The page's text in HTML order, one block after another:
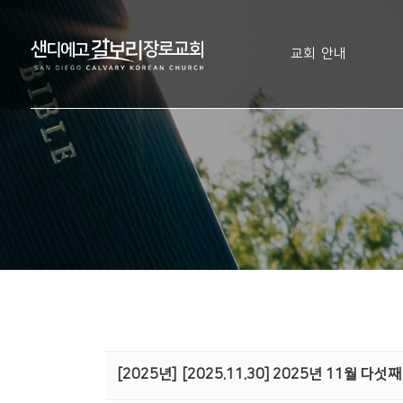
교회 안내
[2025년] [2025.11.30] 2025년 11월 다섯째